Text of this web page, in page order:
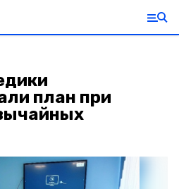
план при